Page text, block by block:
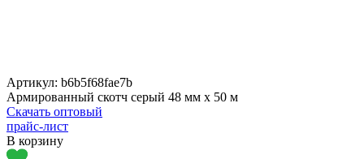
Артикул: b6b5f68fae7b
Армированный скотч серый 48 мм х 50 м
Скачать оптовый
прайс-лист
В корзину